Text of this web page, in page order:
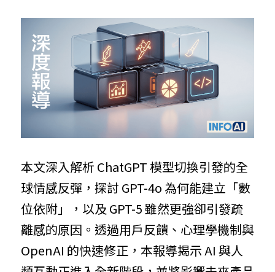
本文深入解析 ChatGPT 模型切換引發的全
球情感反彈，探討 GPT-4o 為何能建立「數
位依附」，以及 GPT-5 雖然更強卻引發疏
離感的原因。透過用戶反饋、心理學機制與
OpenAI 的快速修正，本報導揭示 AI 與人